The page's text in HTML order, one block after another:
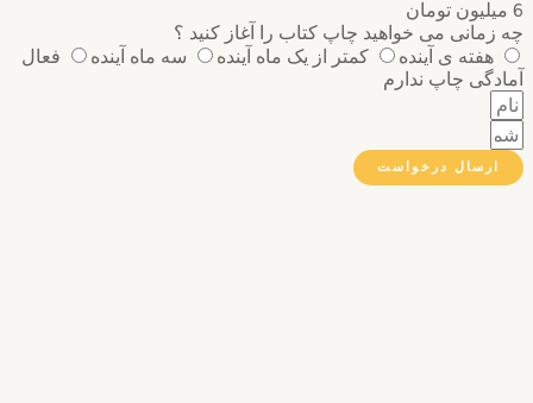
می خواهید چاپ کتاب را آغاز کنید ؟
هفته ی آینده
کمتر از یک ماه آینده سه ماه آینده
فعال
چاپ ندارم
درخواست